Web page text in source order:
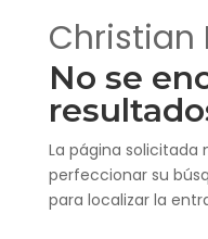
Christian
No se
La página solicitada
perfeccionar su
para localizar la